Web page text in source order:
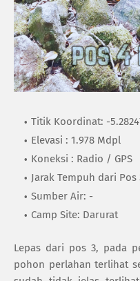
Titik Koordinat: -
Elevasi : 1.978 Mdpl
Koneksi : Radio / GPS
Jarak Tempuh dari Pos
Sumber Air: -
Camp Site: Darurat
Lepas dari pos 3, pada
pohon perlahan terlihat